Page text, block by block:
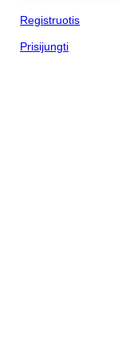
Registruotis
Prisijungti